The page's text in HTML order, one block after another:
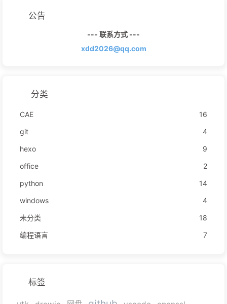
公告
--- 联系方式 ---
xdd2026@qq.com
分类
CAE
16
git
4
hexo
9
office
2
python
14
windows
4
未分类
18
编程语言
7
标签